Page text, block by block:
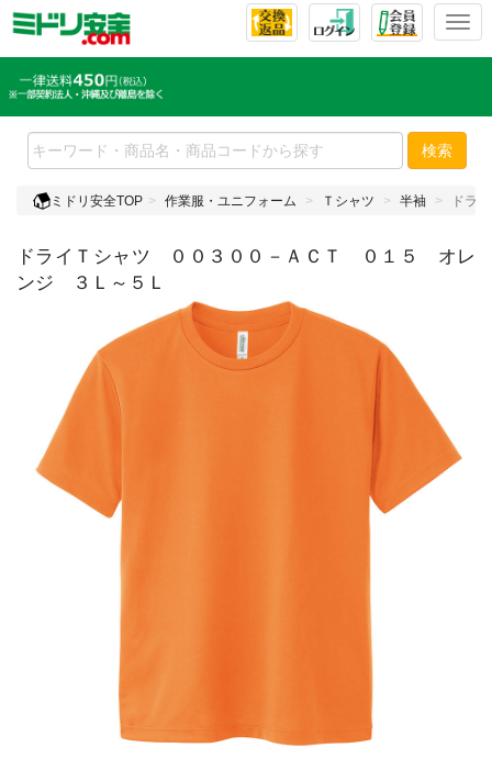
T
l
e
n
v
g
検索
ミドリ安全TOP 作業服・ユニフォーム Ｔシャツ 半袖 ドラ
ドライＴシャツ ００３００－ＡＣＴ ０１５ オレ
ンジ ３Ｌ～５Ｌ